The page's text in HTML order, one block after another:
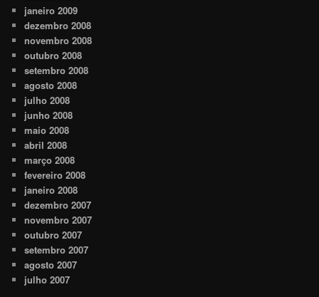
janeiro 2009
dezembro 2008
novembro 2008
outubro 2008
setembro 2008
agosto 2008
julho 2008
junho 2008
maio 2008
abril 2008
março 2008
fevereiro 2008
janeiro 2008
dezembro 2007
novembro 2007
outubro 2007
setembro 2007
agosto 2007
julho 2007